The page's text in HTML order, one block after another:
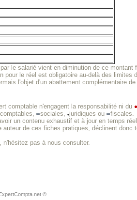
le salarié vient en diminution de ce montant
le réel est obligatoire au-delà des limites
l'objet d'un abattement complémentaire
comptable n'engagent la responsabilité ni du
comptables, sociales, juridiques ou
fiscales.
un contenu exhaustif et à jour en temps
auteur de ces fiches pratiques, déclinent donc
n'hésitez pas à nous consulter.
©